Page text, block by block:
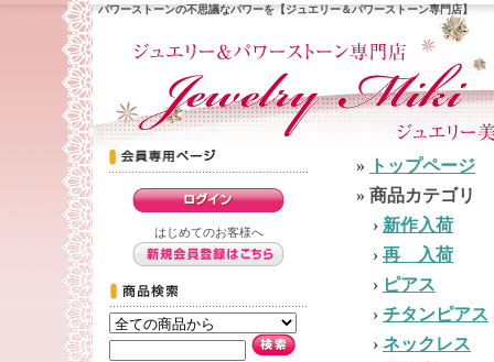
パワーストーンの不思議なパワーを【ジュエリー＆パワーストーン専門店】
はじめてのお客様へ
»
トップページ
» 商品カテゴリ
› 新作入荷
› 再 入荷
› ピアス
› チタンピアス
› ネックレス